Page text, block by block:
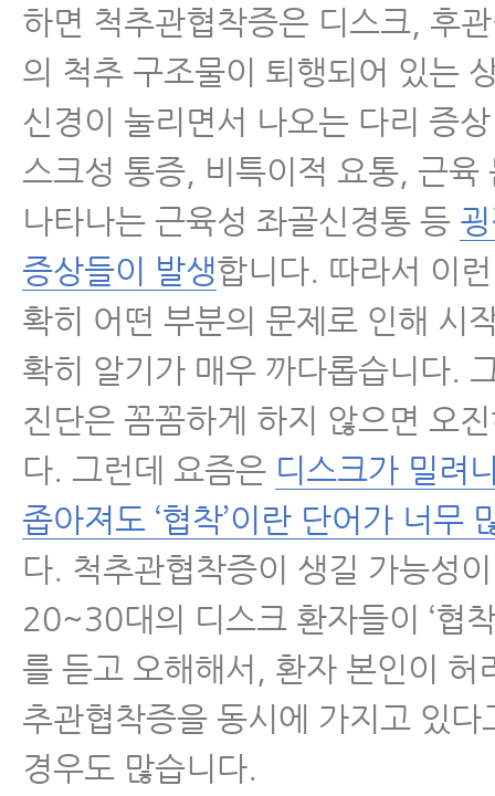
하면 척추관협착증은 디스크, 후
의 척추 구조물이 퇴행되어 있는
신경이 눌리면서 나오는 다리 증
스크성 통증, 비특이적 요통, 근육
나타나는 근육성 좌골신경통 등
증상들이 발생합니다. 따라서 이
확히 어떤 부분의 문제로 인해 시
확히 알기가 매우 까다롭습니다.
진단은 꼼꼼하게 하지 않으면 오
다. 그런데 요즘은 디스크가 밀려
좁아져도 ‘협착’이란 단어가 너무
다. 척추관협착증이 생길 가능성
20~30대의 디스크 환자들이 ‘협
를 듣고 오해해서, 환자 본인이 허
추관협착증을 동시에 가지고 있다
경우도 많습니다.